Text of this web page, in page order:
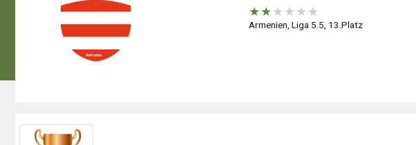
★★★ ★ ★ ★
Armenien, Liga 5.5, 13.Platz